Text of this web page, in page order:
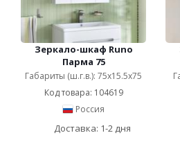
Зеркало-шкаф Runo
Парма 75
Габариты (ш.г.в.): 75x15.5x75
Код товара: 104619
Россия
Доставка: 1-2 дня